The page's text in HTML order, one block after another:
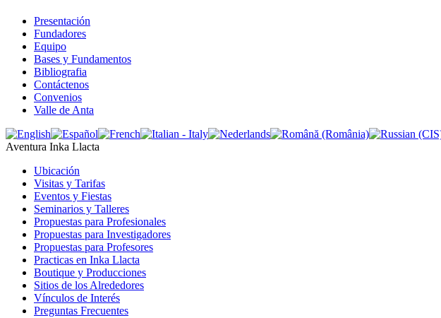
Presentación
Fundadores
Equipo
Bases y Fundamentos
Bibliografia
Contáctenos
Convenios
Valle de Anta
Aventura Inka Llacta
Ubicación
Visitas y Tarifas
Eventos y Fiestas
Seminarios y Talleres
Propuestas para Profesionales
Propuestas para Investigadores
Propuestas para Profesores
Practicas en Inka Llacta
Boutique y Producciones
Sitios de los Alrededores
Vínculos de Interés
Preguntas Frecuentes